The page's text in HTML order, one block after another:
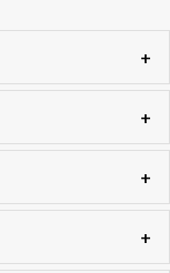
+
+
+
+